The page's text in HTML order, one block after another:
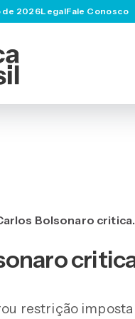
de 2026LegalFale Conosco
Bolsonaro critica
redes de Jair Bolsonaro
restrição